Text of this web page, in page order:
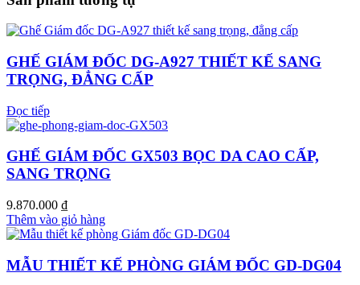
GHẾ GIÁM ĐỐC DG-A927 THIẾT KẾ SANG
TRỌNG, ĐẲNG CẤP
Đọc tiếp
GHẾ GIÁM ĐỐC GX503 BỌC DA CAO CẤP,
SANG TRỌNG
9.870.000 ₫
Thêm vào giỏ hàng
MẪU THIẾT KẾ PHÒNG GIÁM ĐỐC GD-DG04